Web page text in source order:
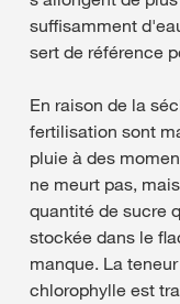
suffisamment
sert de référence
En raison de la
fertilisation sont
pluie à des
ne meurt pas,
quantité de sucre
stockée dans le
manque. La
chlorophylle est